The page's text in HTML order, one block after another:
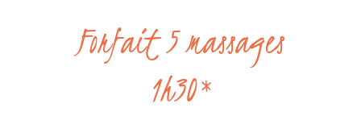
Forfait 5 massages
1h30*